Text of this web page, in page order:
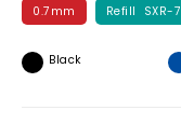
0.7mm Refill SXR-7
Black